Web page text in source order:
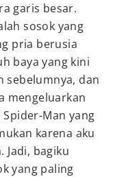
garis besar.
sosok yang
pria berusia
baya yang kini
sebelumnya, dan
mengeluarkan
Man yang
karena aku
Jadi, bagiku
yang paling